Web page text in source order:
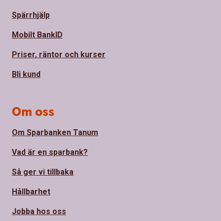
Spärrhjälp
Mobilt BankID
Priser, räntor och kurser
Bli kund
Om oss
Om Sparbanken Tanum
Vad är en sparbank?
Så ger vi tillbaka
Hållbarhet
Jobba hos oss